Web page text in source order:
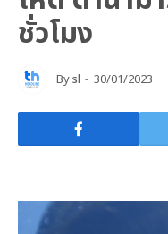
ชั่วโมง
Bysl 30/01/2023